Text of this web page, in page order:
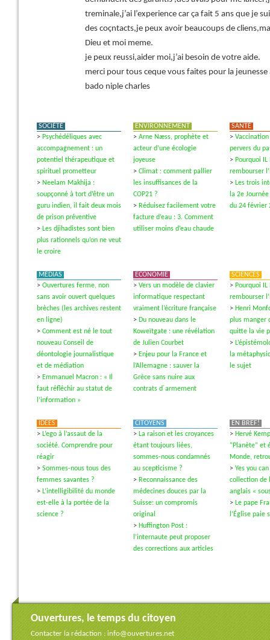
treminale,j’ai l’experience car ça fait 5 ans que je
des coçntacts,je peux avoir beaucoups de
Dieu et moi meme.
je peux reussi,aider moi,j’ai besoin de votre aide.
merci pour tous ceque vous faites pour la jeunesse
bado niple charles
SOCIÉTÉ
> Psychédéliques avec
accompagnement : un
potentiel thérapeutique et
spirituel prometteur
> Neelam Makhija :
soupçonné à tort d’être un
guru indien, il fait deux mois
de prison préventive
> Les djihadistes sont bien
plus rationnels qu’on ne veut
le croire
ENVIRONNEMENT
> Arne Næss, prophète et
acteur d’une écologie
joyeuse
> Climat : comment pallier
les insuffisances de la
COP21 ?
> Réduisez facilement votre
facture d’eau : 3. Comment
utiliser moins d’eau chaude
SANTÉ
>
pervers du
> Pourquoi IL
rembourser
> Les trois
la 2e
du 24 février
MÉDIAS
> Ouvertures ferme, non
sans avoir ouvert quelques
brèches (les archives restent
en ligne)
> Comment est né le tout
nouveau Conseil de
déontologie journalistique
et de médiation
> Emmanuel Macron : « Il
faut réfléchir au statut de
l’information »
ECONOMIE
> Vers un modèle de clavier
informatique respectant
vraiment l’écriture française
> Du nouveau dans le
Koweïtgate : une révélation
de Julien Courbet
> Enjeu pour la France et
l’Allemagne : sauver la
Grèce sans nuire aux
contrats d´armement
SCIENCES
> Pourquoi IL
rembourser
> Henri
plus manger
quitte la vie
>
la
le sujet
IDÉES
> L’ego à l’assaut de la
société. Comprendre pour
réagir
> Sommes-nous tous des
femmes savantes ?
> L’intelligibilité du monde
est-elle à la portée de la
science ?
CITOYENS
> La raison et les croyances
étant toujours liées,
sommes-nous condamnés
au scepticisme ?
> Reconnaissance des
médecines douces par la
Suisse: un compromis
original
> Huffington Post :
l’internaute peut proposer
des corrections aux articles
EN BREF!
> Hervé
“Planète” et
Monde,
> Yes you
collection de
anglais «
> Le pape
l’Église paie
Ouvertures, le temps du citoyen
Contacter la rédaction : info@ouvertures.net